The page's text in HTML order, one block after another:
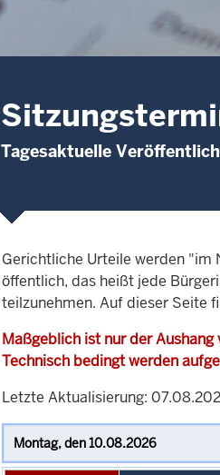
Tagesaktuelle
Gerichtliche Urteile werden "im
öffentlich, das heißt jede
teilzunehmen. Auf dieser Seite
Maßgeblich ist nur der
Technisch bedingt werden
Letzte Aktualisierung: